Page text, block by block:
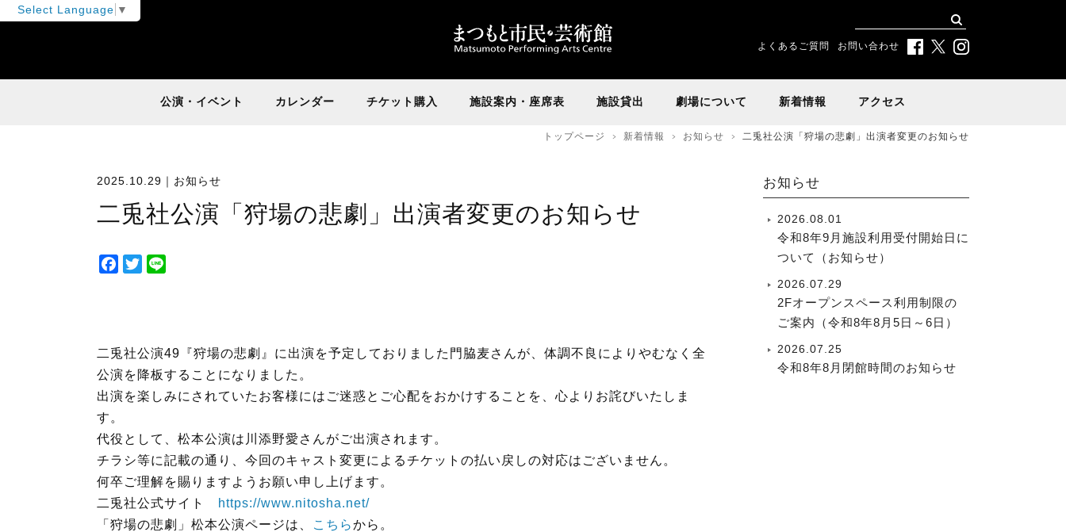
Select Language ▼
よくあるご質問 お問い合わせ
公演・イベント カレンダー チケット購入 施設案内・座席表 施設貸出 劇場について 新着情報 アクセス
トップページ 新着情報 お知らせ 二兎社公演「狩場の悲劇」出演者変更のお知らせ
2025.10.29｜ お知らせ
二兎社公演「狩場の悲劇」出演者変更のお知らせ
F
o
o
k
T
e
r
二兎社公演49『狩場の悲劇』 に出演を予定しておりました門脇麦さんが、 体調不良によりやむなく全
公演を降板することになりました。
出演を楽しみにされていたお客様にはご迷惑とご心配をおかけする ことを、心よりお詫びいたしま
す。
代役として、 松本公演は川添野愛さんがご出演されます。
チラシ等に記載の通り、 今回のキャスト変更によるチケットの払い戻しの対応はございません。
何卒ご理解を賜りますようお願い申し上げます。
二兎社公式サイト
https://www.nitosha.net/
「狩場の悲劇」松本公演ページは、
こちらから。
お知らせ
2026.08.01
令和8年9月施設利用受付開始日に
ついて（お知らせ）
2026.07.29
2Fオープンスペース利用制限の
ご案内（令和8年8月5日～6日）
2026.07.25
令和8年8月閉館時間のお知らせ